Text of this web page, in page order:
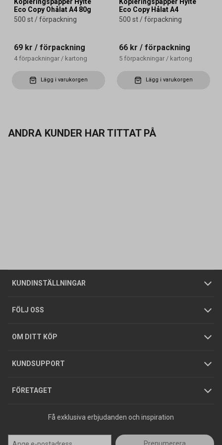
Eco Copy Ohålat A4 80g
500 st / förpackning
69 kr / förpackning
4 förpackningar / kartong
Lägg i varukorgen
Eco Copy Hålat A4
500 st / förpackning
66 kr / förpackning
5 förpackningar / kartong
Lägg i varukorgen
ANDRA KUNDER HAR TITTAT PÅ
KUNDINSTÄLLNINGAR
Företagskund / Privatkund
FÖLJ OSS
OM DITT KÖP
Allmänna försäljningsvillkor
Integritetspolicy
GDPR
KUNDSUPPORT
Butiker
Foldrar och kataloger
Köpguider
Varumärken
FÖRETAGET
Om oss
Tjänster
Hållbarhet
Jobba hos oss
Press
Få exklusiva erbjudanden och inspiration